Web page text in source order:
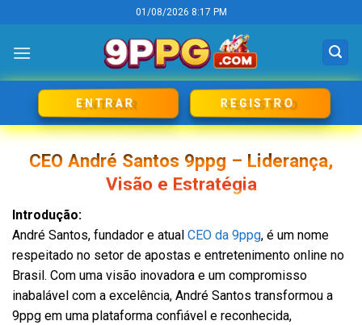
content
01/08/2026 8:17 PM
ENTRAR REGISTRO
CEO André Santos 9ppg – Liderança,
Visão e Estratégia
Introdução:
André Santos, fundador e atual CEO da 9ppg, é um nome
respeitado no setor de apostas e entretenimento online no
Brasil. Com uma visão inovadora e um compromisso
inabalável com a excelência, André Santos transformou a
9ppg em uma plataforma confiável e reconhecida,